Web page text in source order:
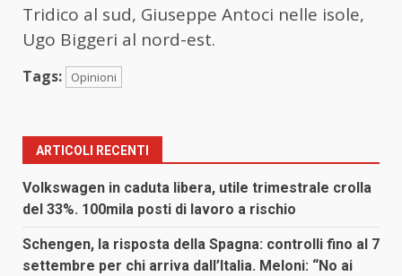
Tridico al sud, Giuseppe Antoci nelle isole,
Ugo Biggeri al nord-est.
Tags: Opinioni
ARTICOLI RECENTI
Volkswagen in caduta libera, utile trimestrale crolla
del 33%. 100mila posti di lavoro a rischio
Schengen, la risposta della Spagna: controlli fino al 7
settembre per chi arriva dall’Italia. Meloni: “No ai